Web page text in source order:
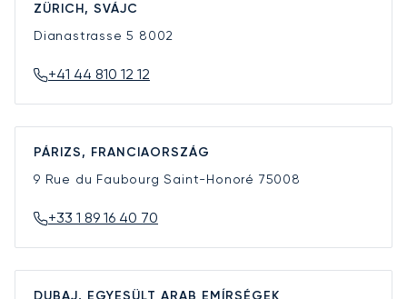
ZÜRICH, SVÁJC
Dianastrasse 5 8002
+41 44 810 12 12
PÁRIZS, FRANCIAORSZÁG
9 Rue du Faubourg Saint-Honoré 75008
+33 1 89 16 40 70